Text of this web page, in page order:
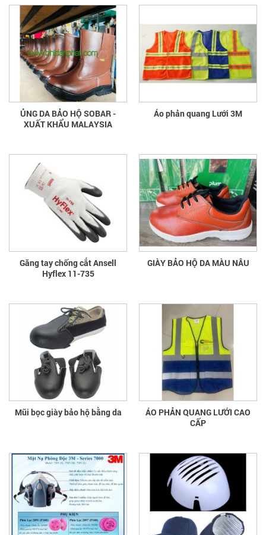
ỦNG DA BẢO HỘ SOBAR -
XUẤT KHẨU MALAYSIA
Áo phản quang Lưới 3M
Găng tay chống cắt Ansell
Hyflex 11-735
GIÀY BẢO HỘ DA MÀU NÂU
Mũi bọc giày bảo hộ bằng da
ÁO PHẢN QUANG LƯỚI CAO
CẤP